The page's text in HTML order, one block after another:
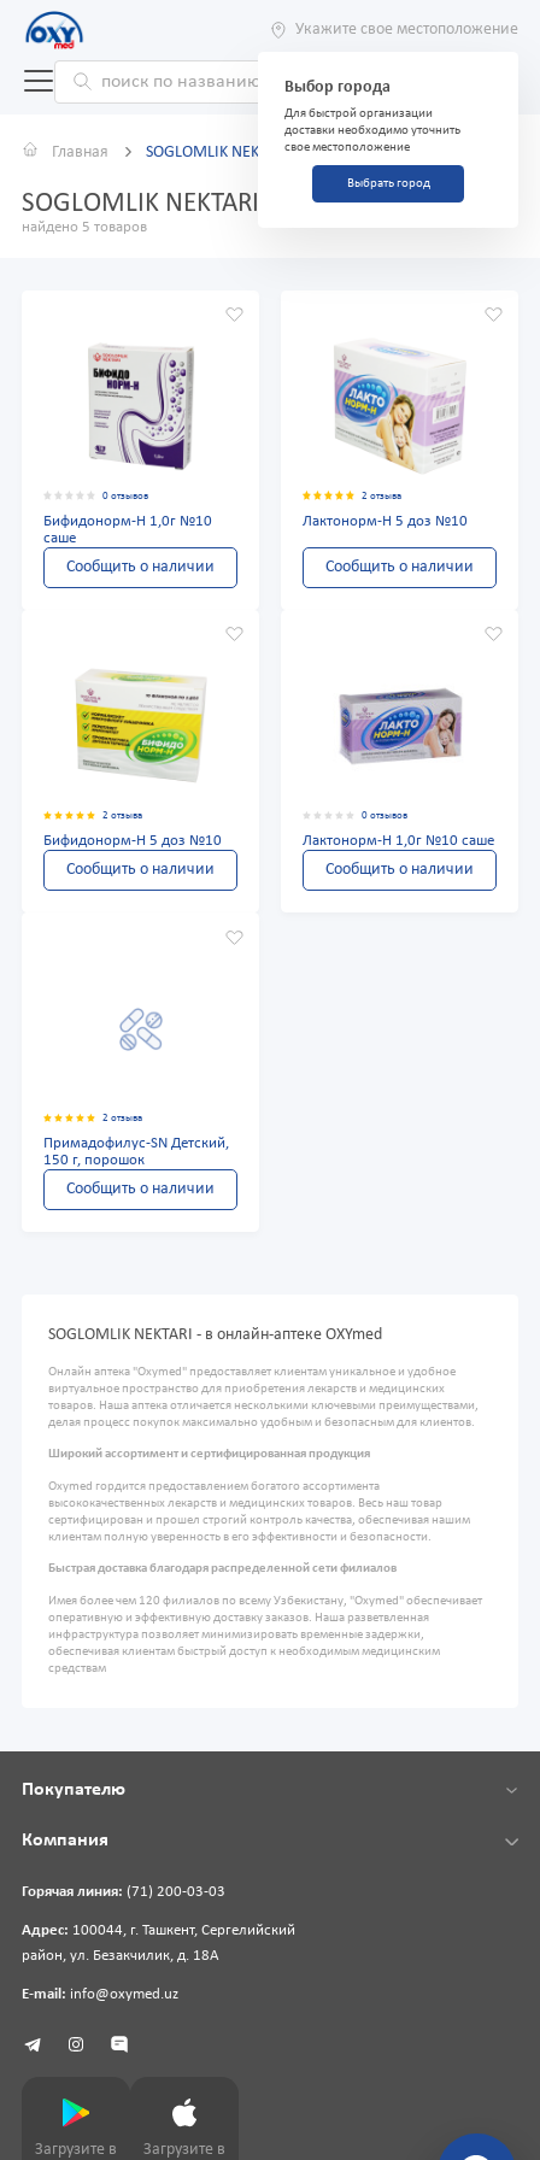
Укажите свое местоположение
Выбор города
Для быстрой организации
доставки необходимо уточнить
свое местоположение
Выбрать город
Главная SOGLOMLIK NEKTARI
SOGLOMLIK NEKTARI
найдено 5 товаров
0 отзывов
Бифидонорм-Н 1,0г №10
саше
Сообщить о наличии
2 отзыва
Лактонорм-Н 5 доз №10
Сообщить о наличии
2 отзыва
Бифидонорм-Н 5 доз №10
Сообщить о наличии
0 отзывов
Лактонорм-Н 1,0г №10 саше
Сообщить о наличии
2 отзыва
Примадофилус-SN Детский,
150 г, порошок
Сообщить о наличии
SOGLOMLIK NEKTARI - в онлайн-аптеке OXYmed
Онлайн аптека "Oxymed" предоставляет клиентам уникальное и удобное
виртуальное пространство для приобретения лекарств и медицинских
товаров. Наша аптека отличается несколькими ключевыми преимуществами,
делая процесс покупок максимально удобным и безопасным для клиентов.
Широкий ассортимент и сертифицированная продукция
Oxymed гордится предоставлением богатого ассортимента
высококачественных лекарств и медицинских товаров. Весь наш товар
сертифицирован и прошел строгий контроль качества, обеспечивая нашим
клиентам полную уверенность в его эффективности и безопасности.
Быстрая доставка благодаря распределенной сети филиалов
Имея более чем 120 филиалов по всему Узбекистану, "Oxymed" обеспечивает
оперативную и эффективную доставку заказов. Наша разветвленная
инфраструктура позволяет минимизировать временные задержки,
обеспечивая клиентам быстрый доступ к необходимым медицинским
средствам
Горячая линия: (71) 200-03-03
Адрес: 100044, г. Ташкент, Сергелийский
район, ул. Безакчилик, д. 18А
E-mail: info@oxymed.uz
Покупателю
Компания
Загрузите в Загрузите в